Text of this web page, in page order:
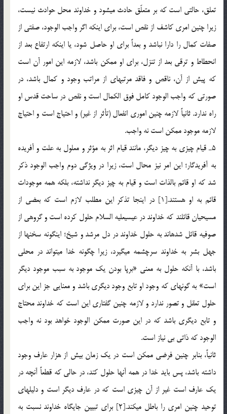
تعلق، حالتي است كه بر متعلّق حادث مي‏شود و خداوند محل حوادث نيست،
زيرا چنين امري كاشف از نقص است، براي اين‏كه اگر واجب الوجود، صفتي از
صفات كمال را دارا نباشد و بعداً براي او حاصل شود، يا اين‏كه ارتفاع بعد از
انحطاط و ترقي بعد از تنزل، براي او ممكن باشد، لازمه اين امور آن است
كه پيش از آن، ناقص و فاقد مرتبه‏اي از مراتب وجود و كمال باشد، در
صورتي كه واجب الوجود كامل فوق الكمال است و نقص در ساحت قدس او
راه ندارد. ثانياً لازمه چنين اموري انفعال (تأثر از غير) و احتياج است و احتياج
لازمه موجود ممكن است نه واجب.
5ـ قيام چيزي به چيز ديگر، مانند قيام اثر به مؤثر و معلول به علت و آفريده
به آفريدگار؛ اين امر نيز محال است، زيرا در ويژگي دوم واجب الوجود ذكر
شد كه او قائم بالذات است و قيام به چيز ديگر نداشته، بلكه همه موجودات
قائم به او هستند.[1] در اين‏جا تذكر اين مطلب لازم است كه بعضي از
مسيحيان قائلند که خداوند در عيسي‏عليه السلام حلول کرده است و گروهي از
صوفيه قائل شده‏اند به حلول خداوند در دل مرشد و شيخ؛ اين‏گونه سخن‏ها از
جهل بشر به خداوند سرچشمه مي‏گيرد، زيرا چگونه خدا مي‏تواند در محلي
باشد، با آن‏كه حلول به معني «برپا بودن يك موجود به سبب موجود ديگر
است» به گونه‏اي كه وجود او تابع وجود ديگري باشد و معنايي جز اين براي
حلول تعقل و تصور ندارد و لازمه چنين گفتاري اين است كه خداوند محتاج
و تابع ديگري باشد كه در اين صورت ممكن الوجود خواهد بود نه واجب
الوجود كه ذاتي بي نياز است.
ثانياً، بنابر چنين فرضي ممكن است در يك زمان بيش از هزار عارف وجود
داشته باشد، پس بايد خدا در همه آن‏ها حلول كند، در حالي كه قطعاً آن‏چه در
يك عارف است غير از آن چيزي است كه در عارف ديگر است و دليل‏هاي
توحيد چنين امري را باطل مي‏كند.[2] برای تبیین جایگاه خداوند نسبت به